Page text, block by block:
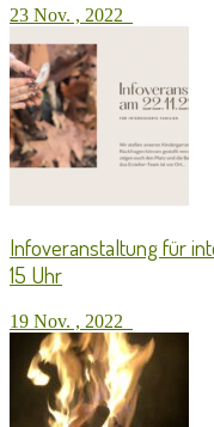
23 Nov. , 2022
Infoveranstaltung für
15 Uhr
19 Nov. , 2022